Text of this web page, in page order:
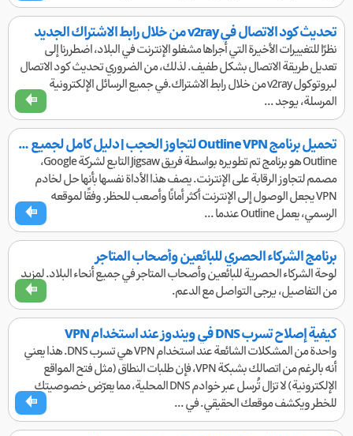
تحديث كود الاتصال في v2ray من خلال رابط الاشتراك الجديد
نظرًا للتغييرات الأخيرة التي أجراها مشغلو الإنترنت في البلاد، اضطررنا إلى
تعديل طريقة الاتصال بشكل طفيف. لذلك، من الضروري تحديث كود الاتصال
لبروتوكول v2ray من خلال رابط الاشتراك.في جميع الرسائل الإلكترونية
المرسلة، يوجد ...
تحميل برنامج Outline VPN لتجاوز الحجب | دليل كامل لجميع الأنظمة
Outline هو برنامج تم تطويره بواسطة فريق Jigsaw التابع لشركة Google،
مصمم لتجاوز الرقابة على الإنترنت. يصف هذا الأداة نفسها بأنها حل لخادم
VPN يجعل الوصول إلى الإنترنت أكثر أمانًا وأصعب للحظر. وفقًا لموقعه
الرسمي، يعمل Outline عندما ...
برنامج الشركاء الحصري للبائعين وأصحاب المتاجر
لوحة الشركاء الحصرية للبائعين وأصحاب المتاجر في جميع أنحاء البلاد. لمزيد
من التفاصيل، يرجى التواصل مع الدعم.
كيفية إصلاح تسرب DNS في ويندوز عند استخدام VPN
واحدة من المشكلات الشائعة عند استخدام VPN هي تسرب DNS. هذا يعني
أنه بالرغم من اتصالك بشبكة VPN، فإن طلبات النطاق (مثل فتح المواقع
الإلكترونية) لا تزال تُرسل عبر خوادم DNS المحلية، مما يعرّض خصوصيتك
للخطر ويكشف موقعك الحقيقي. في ...